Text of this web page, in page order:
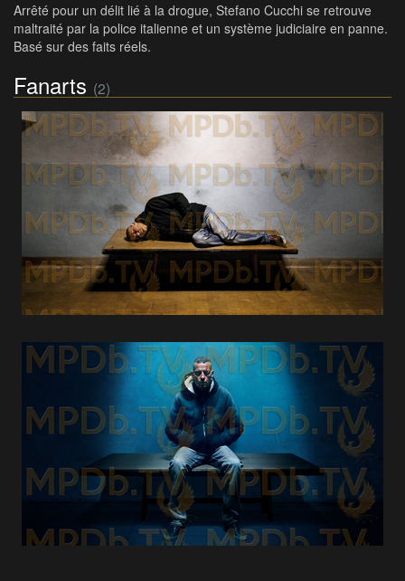
Arrêté pour un délit lié à la drogue, Stefano Cucchi se retrouve
maltraité par la police italienne et un système judiciaire en panne.
Basé sur des faits réels.
Fanarts (2)